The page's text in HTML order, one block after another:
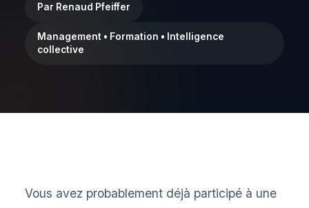
Par Renaud Pfeiffer
Management • Formation • Intelligence
collective
Vous avez probablement déjà participé à une